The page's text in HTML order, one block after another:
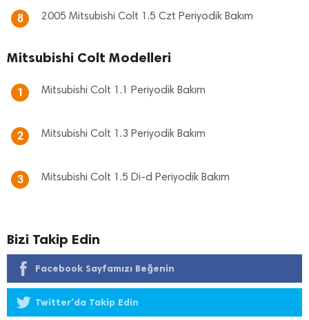
8 2005 Mitsubishi Colt 1.5 Czt Periyodik Bakım
Mitsubishi Colt Modelleri
1 Mitsubishi Colt 1.1 Periyodik Bakım
2 Mitsubishi Colt 1.3 Periyodik Bakım
3 Mitsubishi Colt 1.5 Di-d Periyodik Bakım
Bizi Takip Edin
Facebook Sayfamızı Beğenin
Twitter'da Takip Edin